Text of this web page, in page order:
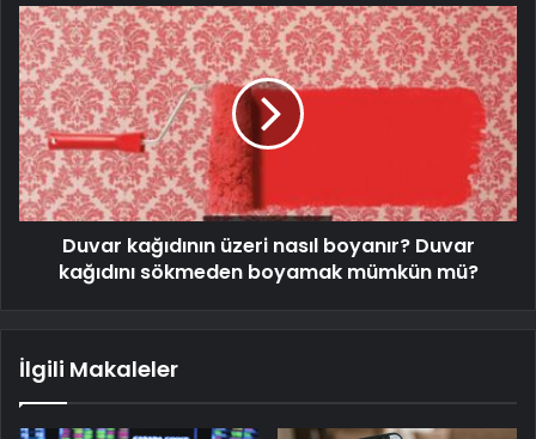
Duvar kağıdının üzeri nasıl boyanır? Duvar
kağıdını sökmeden boyamak mümkün mü?
İlgili Makaleler